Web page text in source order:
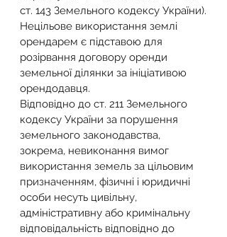
ст. 143 Земельного кодексу України).
Нецільове використання землі
орендарем є підставою для
розірвання договору оренди
земельної ділянки за ініціативою
орендодавця.
Відповідно до ст. 211 Земельного
кодексу України за порушення
земельного законодавства,
зокрема, невиконання вимог
використання земель за цільовим
призначенням, фізичні і юридичні
особи несуть цивільну,
адміністративну або кримінальну
відповідальність відповідно до